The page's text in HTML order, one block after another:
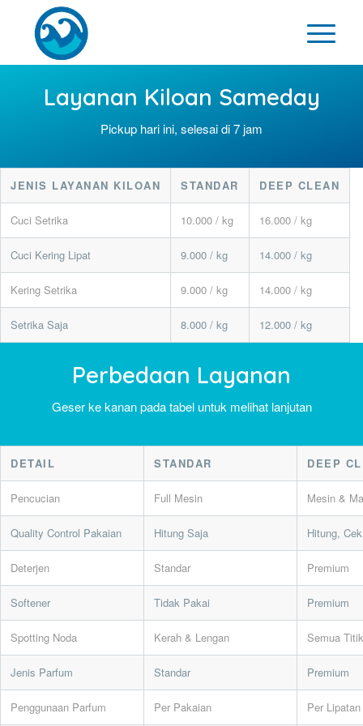
Layanan Kiloan Sameday
Pickup hari ini, selesai di 7 jam
JENIS LAYANAN KILOAN STANDAR DEEP CLEAN
Cuci Setrika 10.000 / kg 16.000 / kg
Cuci Kering Lipat 9.000 / kg 14.000 / kg
Kering Setrika 9.000 / kg 14.000 / kg
Setrika Saja 8.000 / kg 12.000 / kg
Perbedaan Layanan
Geser ke kanan pada tabel untuk melihat lanjutan
DETAIL STANDAR DEEP
Pencucian Full Mesin Mesin &
Quality Control Pakaian Hitung Saja Hitung,
Deterjen Standar Premium
Softener Tidak Pakai Premium
Spotting Noda Kerah & Lengan Semua Titik
Jenis Parfum Standar Premium
Penggunaan Parfum Per Pakaian Per Lipatan